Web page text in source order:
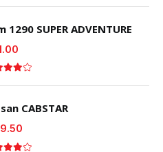
1290 SUPER ADVENTURE
CABSTAR